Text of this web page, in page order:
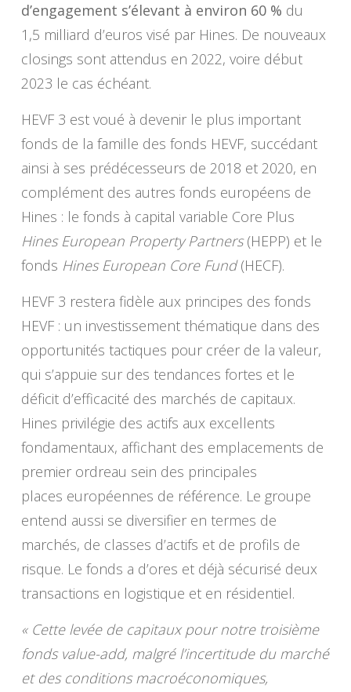
d’engagement s’élevant à environ 60 % du
1,5 milliard d’euros visé par Hines. De nouveaux
closings sont attendus en 2022, voire début
2023 le cas échéant.
HEVF 3 est voué à devenir le plus important
fonds de la famille des fonds HEVF, succédant
ainsi à ses prédécesseurs de 2018 et 2020, en
complément des autres fonds européens de
Hines : le fonds à capital variable Core Plus
Hines European Property Partners(HEPP) et le
fonds Hines European Core Fund(HECF).
HEVF 3 restera fidèle aux principes des fonds
HEVF : un investissement thématique dans des
opportunités tactiques pour créer de la valeur,
qui s’appuie sur des tendances fortes et le
déficit d’efficacité des marchés de capitaux.
Hines privilégie des actifs aux excellents
fondamentaux, affichant des emplacements de
premier ordreau sein des principales
places européennes de référence. Le groupe
entend aussi se diversifier en termes de
marchés, de classes d’actifs et de profils de
risque. Le fonds a d’ores et déjà sécurisé deux
transactions en logistique et en résidentiel.
« Cette levée de capitaux pour notre troisième
fonds value-add, malgré l’incertitude du marché
et des conditions macroéconomiques,